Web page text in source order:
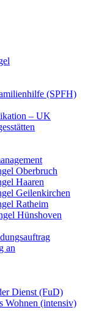
(SPFH)
– UK
Oberbruch
Haaren
Geilenkirchen
Ratheim
Hünshoven
an
Dienst (FuD)
Wohnen (intensiv)